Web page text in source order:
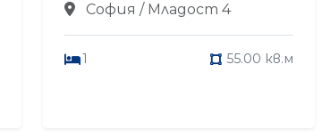
София / Младост 4
1 55.00 кв.м